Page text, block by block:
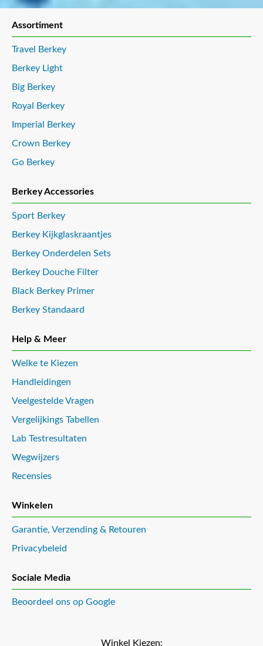
Assortiment
Travel Berkey
Berkey Light
Big Berkey
Royal Berkey
Imperial Berkey
Crown Berkey
Go Berkey
Berkey Accessories
Sport Berkey
Berkey Kijkglaskraantjes
Berkey Onderdelen Sets
Berkey Douche Filter
Black Berkey Primer
Berkey Standaard
Help & Meer
Welke te Kiezen
Handleidingen
Veelgestelde Vragen
Vergelijkings Tabellen
Lab Testresultaten
Wegwijzers
Recensies
Winkelen
Garantie, Verzending & Retouren
Privacybeleid
Sociale Media
Beoordeel ons op Google
Winkel Kiezen: